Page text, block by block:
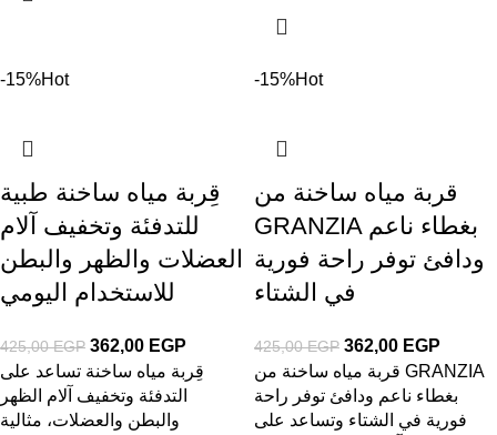
-15%Hot
قِربة مياه ساخنة طبية
للتدفئة وتخفيف آلام
العضلات والظهر والبطن
للاستخدام اليومي
425,00EGP 362,00 EGP
قِربة مياه ساخنة تساعد على
التدفئة وتخفيف آلام الظهر
والبطن والعضلات، مثالية
-15%Hot
قربة مياه ساخنة من
GRANZIA بغطاء ناعم
ودافئ توفر راحة فورية
في الشتاء
425,00EGP 362,00 EGP
قربة مياه ساخنة من GRANZIA
بغطاء ناعم ودافئ توفر راحة
فورية في الشتاء وتساعد على